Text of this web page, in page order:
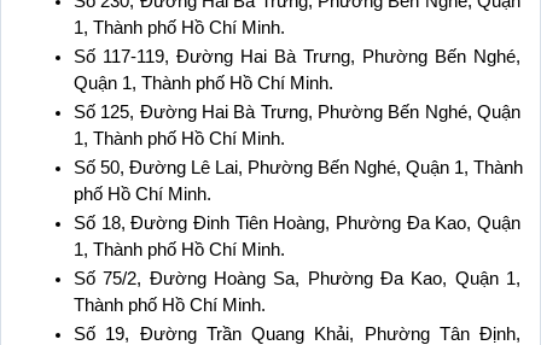
1, Thành phố Hồ Chí Minh.
Số 117-119, Đường Hai Bà Trưng, Phường Bến Nghé,
Quận 1, Thành phố Hồ Chí Minh.
Số 125, Đường Hai Bà Trưng, Phường Bến Nghé, Quận
1, Thành phố Hồ Chí Minh.
Số 50, Đường Lê Lai, Phường Bến Nghé, Quận 1, Thành
phố Hồ Chí Minh.
Số 18, Đường Đinh Tiên Hoàng, Phường Đa Kao, Quận
1, Thành phố Hồ Chí Minh.
Số 75/2, Đường Hoàng Sa, Phường Đa Kao, Quận 1,
Thành phố Hồ Chí Minh.
Số 19, Đường Trần Quang Khải, Phường Tân Định,